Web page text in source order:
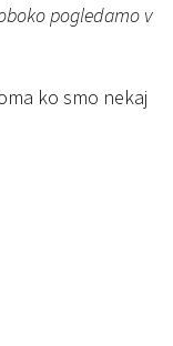
pogledamo v
ko smo nekaj